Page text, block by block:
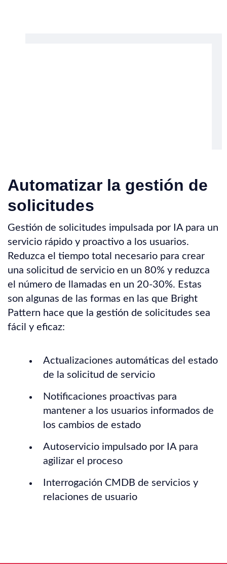
Automatizar la gestión de
solicitudes
Gestión de solicitudes impulsada por IA para un
servicio rápido y proactivo a los usuarios.
Reduzca el tiempo total necesario para crear
una solicitud de servicio en un 80% y reduzca
el número de llamadas en un 20-30%. Estas
son algunas de las formas en las que Bright
Pattern hace que la gestión de solicitudes sea
fácil y eficaz:
Actualizaciones automáticas del estado
de la solicitud de servicio
Notificaciones proactivas para
mantener a los usuarios informados de
los cambios de estado
Autoservicio impulsado por IA para
agilizar el proceso
Interrogación CMDB de servicios y
relaciones de usuario